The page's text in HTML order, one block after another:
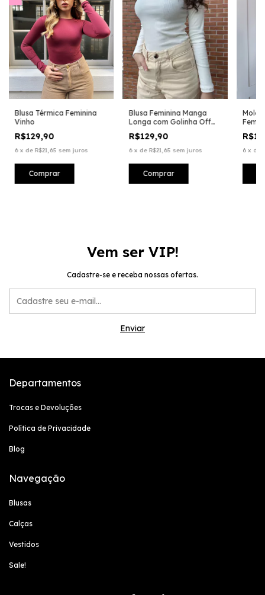
Blusa Térmica Feminina
Vinho
R$129,90
6 x de R$21,65 sem juros
Comprar
Blusa Feminina Manga
Longa com Golinha Off
White | Basic Canelada
R$129,90
6 x de R$21,65 sem juros
Comprar
6 x de
Vem ser VIP!
Cadastre-se e receba nossas ofertas.
Departamentos
Trocas e Devoluções
Política de Privacidade
Blog
Navegação
Blusas
Calças
Vestidos
Sale!